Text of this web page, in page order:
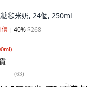
糙米奶, 24個, 250ml
價 40%$268
)
(63)